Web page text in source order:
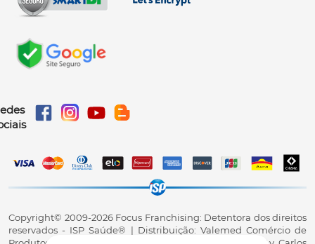
Copyright©️ 2009-2026 Focus Franchising: Detentora dos direitos
reservados - ISP Saúde®️ | Distribuição: Valemed Comércio de